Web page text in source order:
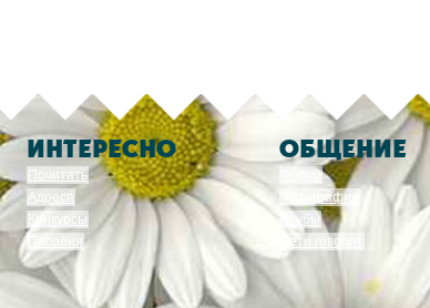
ИНТЕРЕСНО
Почитать
Адреса
Конкурсы
Пособия
ОБЩЕНИЕ
Форум
Фотографии
Клубы
Дети говорят